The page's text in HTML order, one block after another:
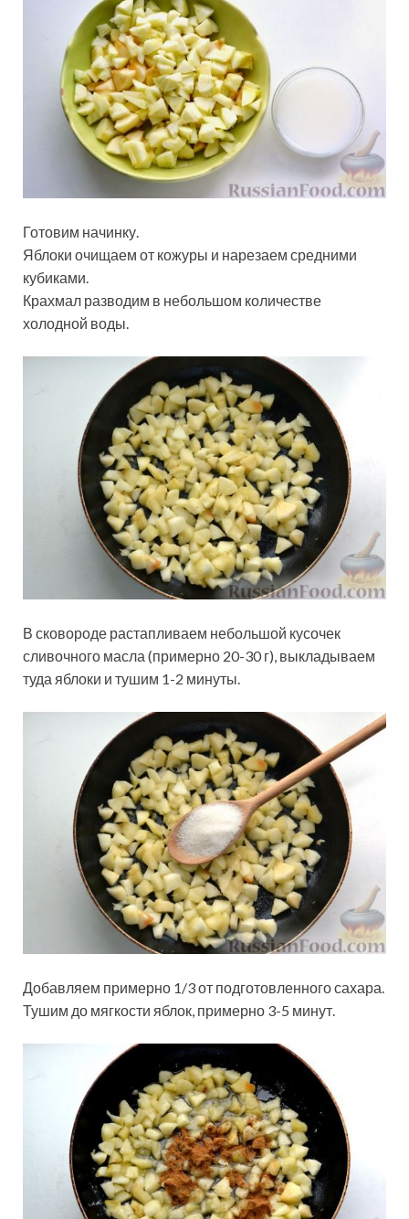
Готовим начинку.
Яблоки очищаем от кожуры и нарезаем средними
кубиками.
Крахмал разводим в небольшом количестве
холодной воды.
В сковороде растапливаем небольшой кусочек
сливочного масла (примерно 20-30 г), выкладываем
туда яблоки и тушим 1-2 минуты.
Добавляем примерно 1/3 от подготовленного сахара.
Тушим до мягкости яблок, примерно 3-5 минут.